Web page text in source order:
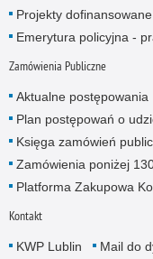
Projekty
Emerytura policyjna -
Zamówienia Publiczne
Aktualne postępowania
Plan postępowań o
Księga zamówień
Zamówienia poniżej
Platforma Zakupowa
Kontakt
KWP Lublin Mail do